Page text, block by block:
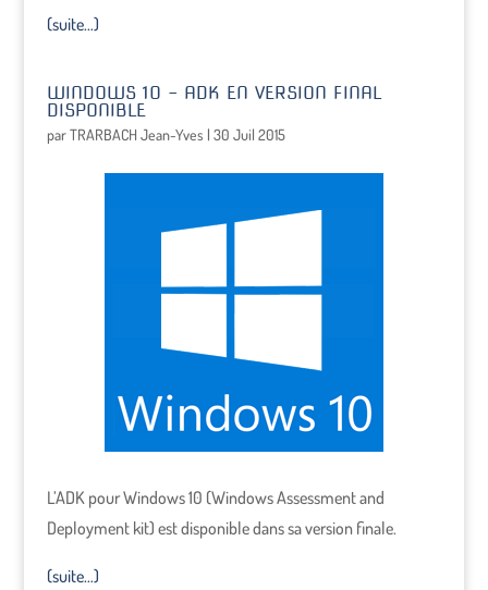
(suite…)
WINDOWS 10 – ADK EN VERSION FINAL
DISPONIBLE
parTRARBACH Jean-Yves | 30 Juil 2015
L’ADK pour Windows 10 (Windows Assessment and
Deployment kit) est disponible dans sa version finale.
(suite…)